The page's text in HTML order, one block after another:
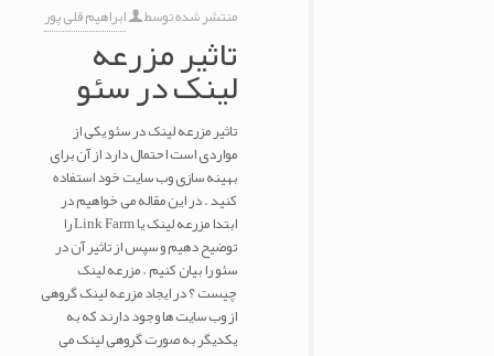
منتشر شده توسط ابراهیم قلی پور
تاثیر مزرعه
لینک در سئو
تاثیر مزرعه لینک در سئو یکی از
مواردی است احتمال دارد از آن برای
بهینه سازی وب سایت خود استفاده
کنید . در این مقاله می خواهیم در
ابتدا مزرعه لینک یا Link Farm را
توضیح دهیم و سپس از تاثیر آن در
سئو را بیان کنیم . مزرعه لینک
چیست ؟ در ایجاد مزرعه لینک گروهی
از وب سایت ها وجود دارند که به
یکدیگر به صورت گروهی لینک می